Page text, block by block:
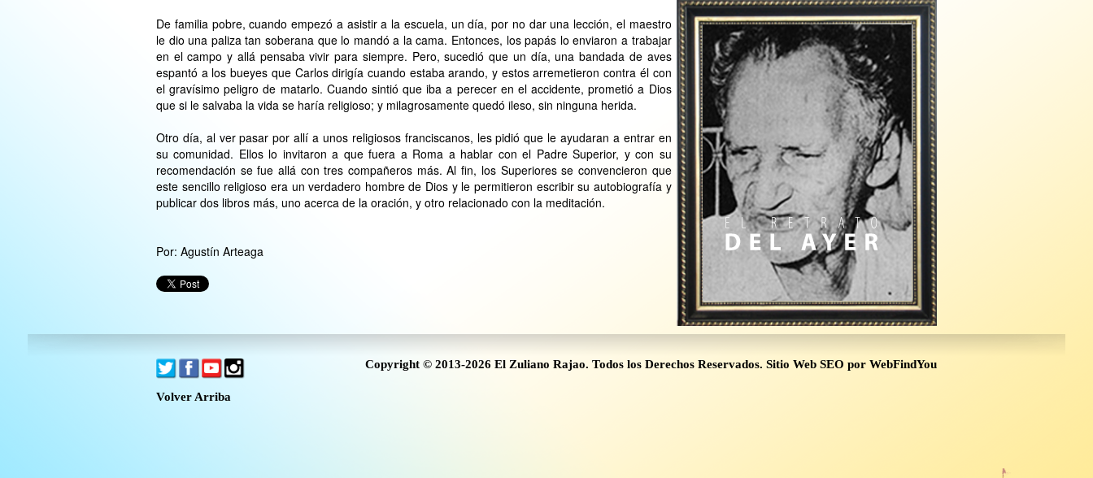
De familia pobre, cuando empezó a asistir a la escuela, un día, por no dar una lección, el maestro
le dio una paliza tan soberana que lo mandó a la cama. Entonces, los papás lo enviaron a trabajar
en el campo y allá pensaba vivir para siempre. Pero, sucedió que un día, una bandada de aves
espantó a los bueyes que Carlos dirigía cuando estaba arando, y estos arremetieron contra él con
el gravísimo peligro de matarlo. Cuando sintió que iba a perecer en el accidente, prometió a Dios
que si le salvaba la vida se haría religioso; y milagrosamente quedó ileso, sin ninguna herida.
Otro día, al ver pasar por allí a unos religiosos franciscanos, les pidió que le ayudaran a entrar en
su comunidad. Ellos lo invitaron a que fuera a Roma a hablar con el Padre Superior, y con su
recomendación se fue allá con tres compañeros más. Al fin, los Superiores se convencieron que
este sencillo religioso era un verdadero hombre de Dios y le permitieron escribir su autobiografía y
publicar dos libros más, uno acerca de la oración, y otro relacionado con la meditación.
Por: Agustín Arteaga
Copyright © 2013-2026 El Zuliano Rajao. Todos los Derechos Reservados. Sitio Web SEO por WebFindYou
Volver Arriba